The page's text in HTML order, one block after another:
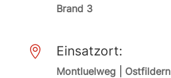
Brand 3
 Einsatzort:
Montluelweg | Ostfildern